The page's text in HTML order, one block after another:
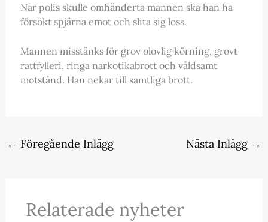
När polis skulle omhänderta mannen ska han ha
försökt spjärna emot och slita sig loss.
Mannen misstänks för grov olovlig körning, grovt
rattfylleri, ringa narkotikabrott och våldsamt
motstånd. Han nekar till samtliga brott.
← Föregående Inlägg Nästa Inlägg →
Relaterade nyheter